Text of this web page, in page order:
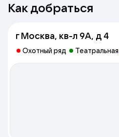
Как добраться
г Москва, кв-л 9А, д 4
Охотный ряд Театральная